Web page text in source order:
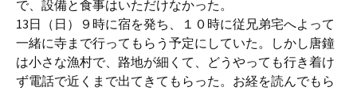
で、設備と食事はいただけなかった。
13日（日）９時に宿を発ち、１０時に従兄弟宅へよって
一緒に寺まで行ってもらう予定にしていた。しかし唐鐘
は小さな漁村で、路地が細くて、どうやっても行き着け
ず電話で近くまで出てきてもらった。お経を読んでもら